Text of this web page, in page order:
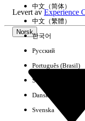
Levert avExperience
Norsk
中文（简体）
中文（繁體）
한국어
Русский
Português (Brasil)
Suomi
Dansk
Svenska